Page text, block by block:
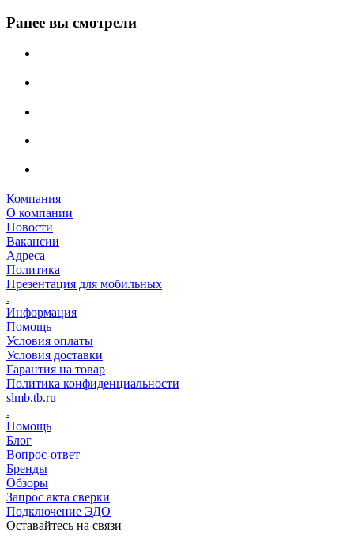
Ранее вы смотрели
Компания
О компании
Новости
Вакансии
Адреса
Политика
Презентация для мобильных
.
Информация
Помощь
Условия оплаты
Условия доставки
Гарантия на товар
Политика конфиденциальности
slmb.tb.ru
.
Помощь
Блог
Вопрос-ответ
Бренды
Обзоры
Запрос акта сверки
Подключение ЭДО
Оставайтесь на связи